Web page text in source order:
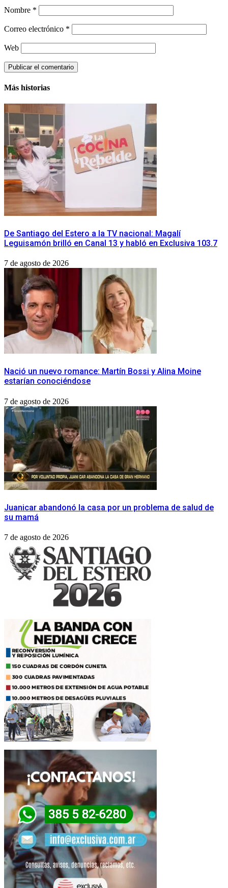
Nombre *
Correo electrónico *
Web
Más historias
De Santiago del Estero a la TV nacional: Magalí
Leguisamón brilló en Canal 13 y habló en Exclusiva 103.7
7 de agosto de 2026
Nació un nuevo romance: Martín Bossi y Alina Moine
estarían conociéndose
7 de agosto de 2026
Juanicar abandonó la casa por un problema de salud de
su mamá
7 de agosto de 2026